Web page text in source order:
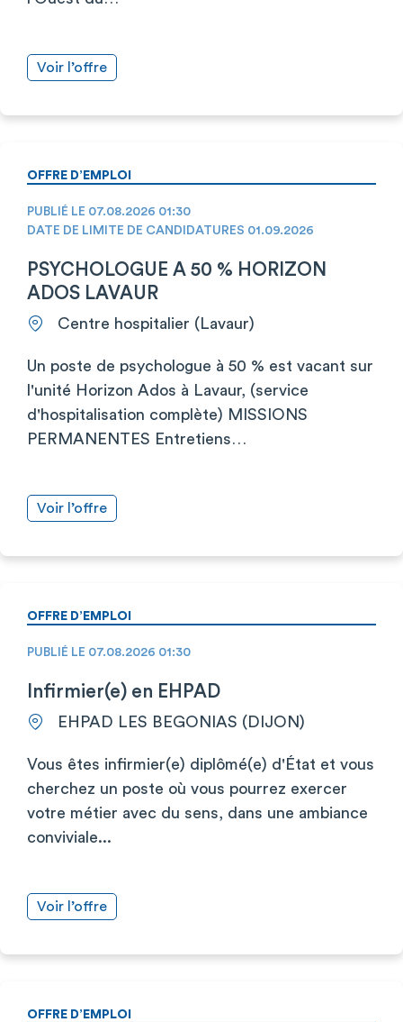
Voir l’offre
OFFRE D’EMPLOI
PUBLIÉ LE 07.08.2026 01:30
DATE DE LIMITE DE CANDIDATURES 01.09.2026
PSYCHOLOGUE A 50 % HORIZON
ADOS LAVAUR
Centre hospitalier (Lavaur)
Un poste de psychologue à 50 % est vacant sur
l'unité Horizon Ados à Lavaur, (service
d'hospitalisation complète) MISSIONS
PERMANENTES Entretiens…
Voir l’offre
OFFRE D’EMPLOI
PUBLIÉ LE 07.08.2026 01:30
Infirmier(e) en EHPAD
EHPAD LES BEGONIAS (DIJON)
Vous êtes infirmier(e) diplômé(e) d'État et vous
cherchez un poste où vous pourrez exercer
votre métier avec du sens, dans une ambiance
conviviale...
Voir l’offre
OFFRE D’EMPLOI